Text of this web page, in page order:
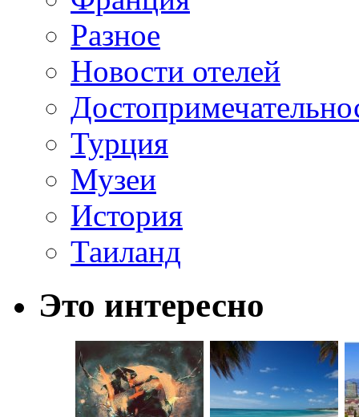
Разное
Новости отелей
Турция
Музеи
История
Таиланд
Это интересно